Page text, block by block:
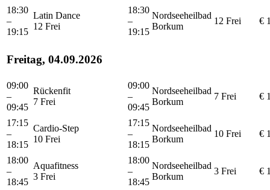
18:30
–
19:15
Latin Dance
12 Frei
18:30
–
19:15
Nordseeheilbad
Borkum
12 Frei €
Freitag, 04.09.2026
09:00
–
09:45
Rückenfit
7 Frei
09:00
–
09:45
Nordseeheilbad
Borkum
7 Frei €
17:15
–
18:15
Cardio-Step
10 Frei
17:15
–
18:15
Nordseeheilbad
Borkum
10 Frei €
18:00
–
18:45
Aquafitness
3 Frei
18:00
–
18:45
Nordseeheilbad
Borkum
3 Frei €